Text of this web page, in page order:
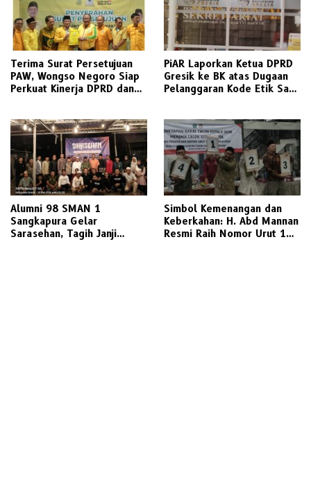
Terima Surat Persetujuan
PAW, Wongso Negoro Siap
Perkuat Kinerja DPRD dan
PiAR Laporkan Ketua DPRD
Gresik ke BK atas Dugaan
Pelanggaran Kode Etik Saat
Alumni 98 SMAN 1
Sangkapura Gelar
Sarasehan, Tagih Janji
Simbol Kemenangan dan
Keberkahan: H. Abd Mannan
Resmi Raih Nomor Urut 1